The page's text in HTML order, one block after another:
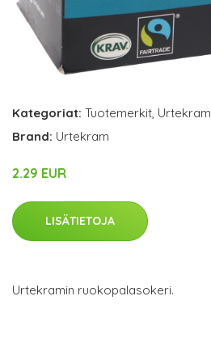
Kategoriat: Tuotemerkit, Urtekram
Brand: Urtekram
2.29 EUR
LISÄTIETOJA
Urtekramin ruokopalasokeri.